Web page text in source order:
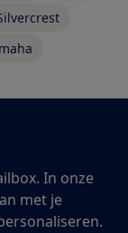
In onze
met je